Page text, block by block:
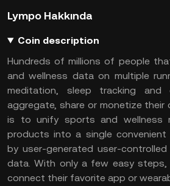
Lympo Hakkında
Coin description
Hundreds of millions of people
and wellness data on multiple
meditation, sleep tracking
aggregate, share or monetize their
is to unify sports and wellness
products into a single convenient
by user-generated user-
data. With only a few easy
connect their favorite app or